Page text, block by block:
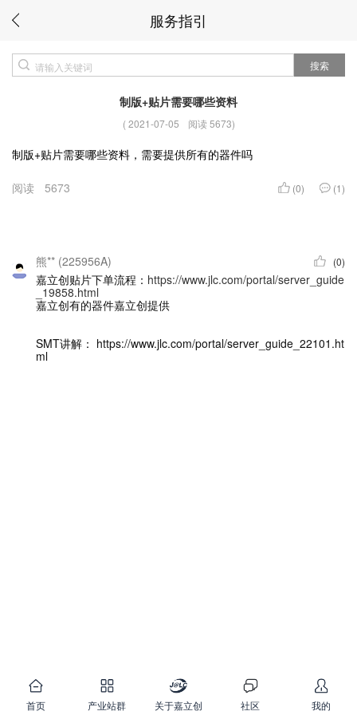
服务指引
搜索
制版+贴片需要哪些资料
(2021-07-05 阅读 5673)
制版+贴片需要哪些资料，需要提供所有的器件吗
阅读 5673 (0) (1)
熊** (225956A) (0)
嘉立创贴片下单流程： https://www.jlc.com/portal/server_guide
_19858.html
嘉立创有的器件嘉立创提供
SMT讲解： https://www.jlc.com/portal/server_guide_22101.ht
ml
首页 产业站群 关于嘉立创 社区 我的